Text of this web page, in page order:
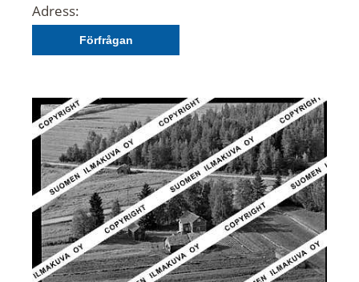
Adress:
Förfrågan